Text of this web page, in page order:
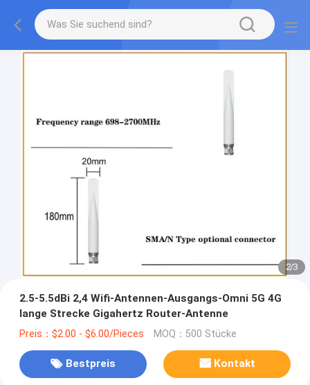
2/3
2.5-5.5dBi 2,4 Wifi-Antennen-Ausgangs-Omni 5G 4G
lange Strecke Gigahertz Router-Antenne
Preis：$2.00 - $6.00/Pieces MOQ：500 Stücke
Bestpreis Kontakt